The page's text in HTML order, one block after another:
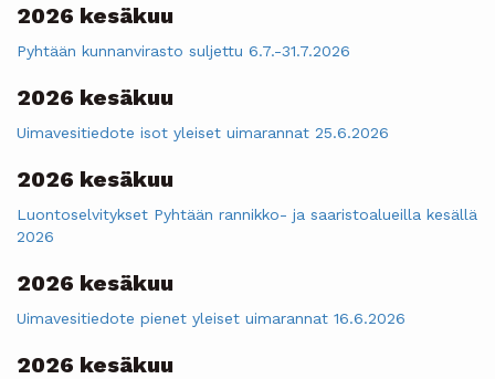
2026 kesäkuu
Pyhtään kunnanvirasto suljettu 6.7.-31.7.2026
2026 kesäkuu
Uimavesitiedote isot yleiset uimarannat 25.6.2026
2026 kesäkuu
Luontoselvitykset Pyhtään rannikko- ja saaristoalueilla kesällä
2026
2026 kesäkuu
Uimavesitiedote pienet yleiset uimarannat 16.6.2026
2026 kesäkuu